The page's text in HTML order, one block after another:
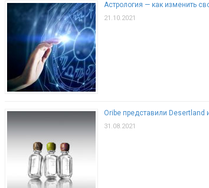
Астрология — как изменить
21.10.2021
Oribe представили Desertland
31.08.2021